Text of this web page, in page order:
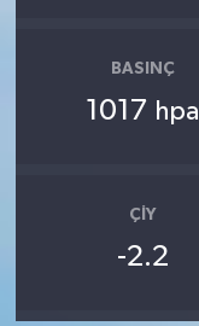
BASINÇ
1017 hpa
ÇIY
-2.2